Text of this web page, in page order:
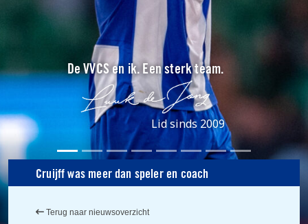
De VVCS en ik. Een sterk team.
Lid sinds 2009
Cruijff was meer dan speler en coach
Terug naar nieuwsoverzicht